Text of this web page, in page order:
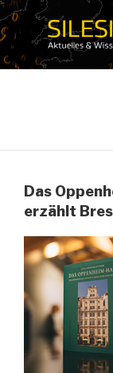
Zum
Inhalt
springen
Das
erzählt